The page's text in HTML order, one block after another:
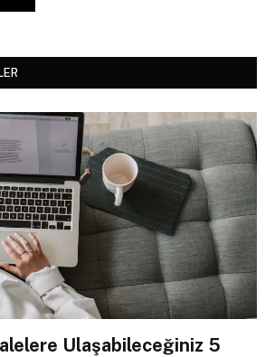
Ulaşabileceğiniz 5